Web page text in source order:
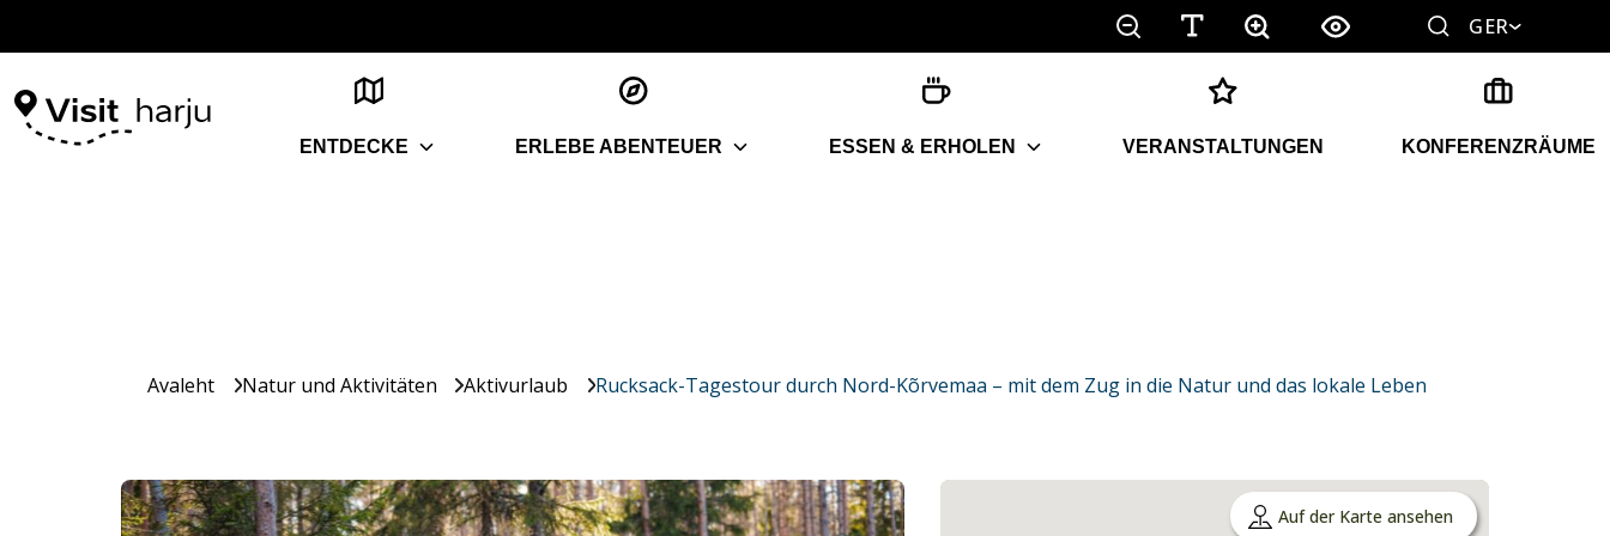
GER
ENTDECKE ERLEBE ABENTEUER ESSEN & ERHOLEN VERANSTALTUNGEN KONFERENZRÄUME
Avaleht Natur und Aktivitäten Aktivurlaub Rucksack-Tagestour durch Nord-Kõrvemaa – mit dem Zug in die Natur und das lokale Leben
Auf der Karte ansehen